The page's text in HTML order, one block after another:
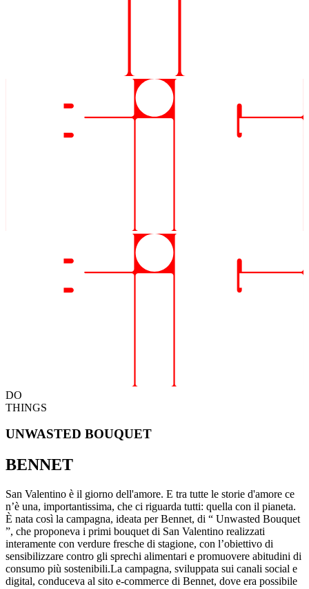
DO
THINGS
UNWASTED BOUQUET
BENNET
San Valentino è il giorno dell'amore. E tra tutte le storie d'amore ce
n’è una, importantissima, che ci riguarda tutti: quella con il pianeta.
È nata così la campagna, ideata per Bennet, di “ Unwasted Bouquet
”, che proponeva i primi bouquet di San Valentino realizzati
interamente con verdure fresche di stagione, con l’obiettivo di
sensibilizzare contro gli sprechi alimentari e promuovere abitudini di
consumo più sostenibili.La campagna, sviluppata sui canali social e
digital, conduceva al sito e-commerce di Bennet, dove era possibile